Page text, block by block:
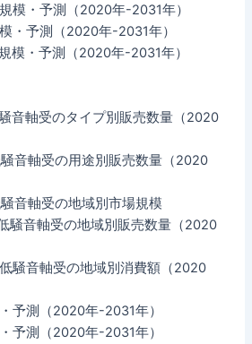
模・予測（2020年-2031年）
・予測（2020年-2031年）
模・予測（2020年-2031年）
音軸受のタイプ別販売数量（2020
音軸受の用途別販売数量（2020
音軸受の地域別市場規模
騒音軸受の地域別販売数量（2020
騒音軸受の地域別消費額（2020
予測（2020年-2031年）
予測（2020年-2031年）